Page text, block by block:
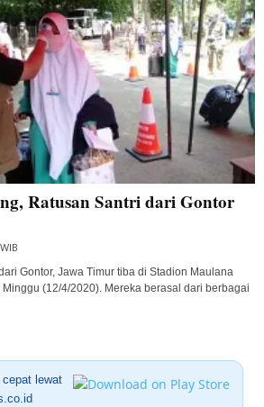
Ratusan Santri dari Gontor
Gontor, Jawa Timur tiba di Stadion Maulana
(12/4/2020). Mereka berasal dari berbagai
lewat